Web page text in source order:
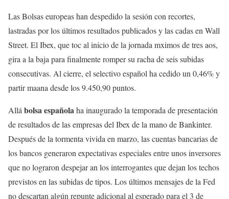
Las Bolsas europeas han despedido la sesión con recortes,
lastradas por los últimos resultados publicados y las cadas en Wall
Street. El Ibex, que toc al inicio de la jornada mximos de tres aos,
gira a la baja para finalmente romper su racha de seis subidas
consecutivas. Al cierre, el selectivo español ha cedido un 0,46% y
partir maana desde los 9.450,90 puntos.
Allá bolsa españolaha inaugurado la temporada de presentación
de resultados de las empresas del Ibex de la mano de Bankinter.
Después de la tormenta vivida en marzo, las cuentas bancarias de
los bancos generaron expectativas especiales entre unos inversores
que no lograron despejar an los interrogantes que dejan los techos
previstos en las subidas de tipos. Los últimos mensajes de la Fed
no descartan algún repunte adicional al esperado para el 3 de